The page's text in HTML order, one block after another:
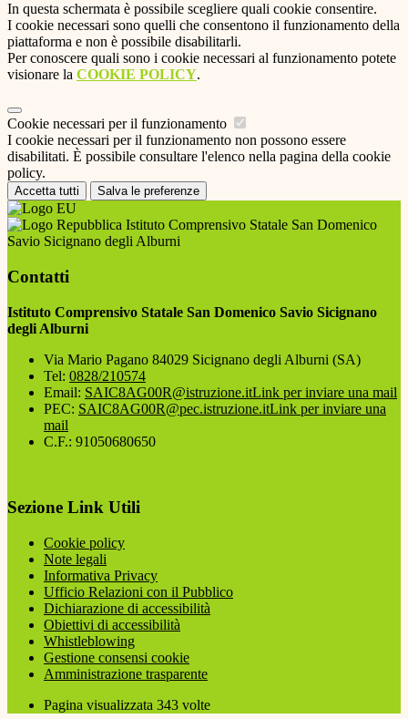
In questa schermata è possibile scegliere quali cookie consentire.
I cookie necessari sono quelli che consentono il funzionamento della
piattaforma e non è possibile disabilitarli.
Per conoscere quali sono i cookie necessari al funzionamento potete
visionare la COOKIE POLICY.
Cookie necessari per il funzionamento
I cookie necessari per il funzionamento non possono essere
disabilitati. È possibile consultare l'elenco nella pagina della cookie
policy.
Accetta tutti Salva le preferenze
Istituto Comprensivo Statale San Domenico
Savio Sicignano degli Alburni
Contatti
Istituto Comprensivo Statale San Domenico Savio Sicignano
degli Alburni
Via Mario Pagano 84029 Sicignano degli Alburni (SA)
Tel: 0828/210574
Email: SAIC8AG00R@istruzione.itLink per inviare una mail
PEC: SAIC8AG00R@pec.istruzione.itLink per inviare una
mail
C.F.: 91050680650
Sezione Link Utili
Cookie policy
Note legali
Informativa Privacy
Ufficio Relazioni con il Pubblico
Dichiarazione di accessibilità
Obiettivi di accessibilità
Whistleblowing
Gestione consensi cookie
Amministrazione trasparente
Pagina visualizzata 343 volte